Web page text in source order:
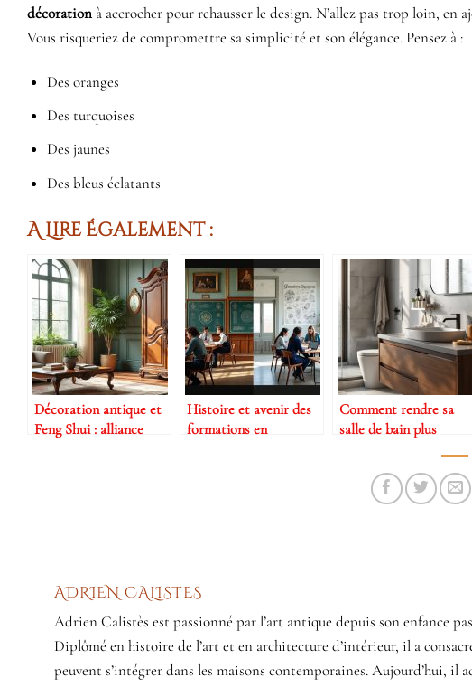
décoration à accrocher pour rehausser le design. N’allez pas trop loin,
Vous risqueriez de compromettre sa simplicité et son élégance. Pensez à :
Des oranges
Des turquoises
Des jaunes
Des bleus éclatants
A Lire Également :
Décoration antique et
Feng Shui : alliance
Histoire et avenir des
formations en
Comment rendre sa
salle de bain plus
accessoires malins ?
ADRIEN CALISTES
Adrien Calistès est passionné par l’art antique depuis son enfance
Diplômé en histoire de l’art et en architecture d’intérieur, il a
peuvent s’intégrer dans les maisons contemporaines. Aujourd’hui,